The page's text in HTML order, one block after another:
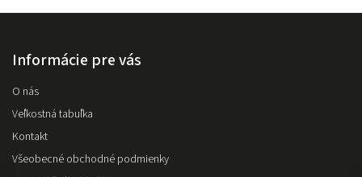
Informácie pre vás
O nás
Veľkostná tabuľka
Kontakt
Všeobecné obchodné podmienky